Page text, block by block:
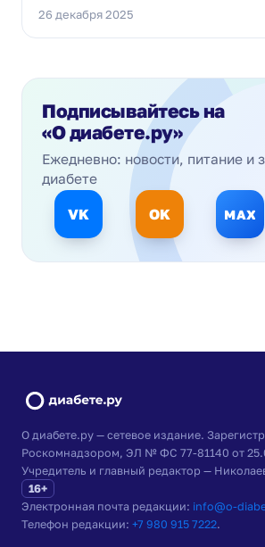
26 декабря 2025
Подписывайтесь на
«О диабете.ру»
Ежедневно: новости, питание и
диабете
VK OK MAX
О диабете.ру — сетевое издание.
Роскомнадзором, ЭЛ № ФС 77-81140 от
Учредитель и главный редактор —
16+
Электронная почта редакции: info@o-
Телефон редакции: +7 980 915 7222.